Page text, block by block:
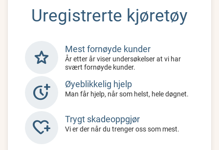
Uregistrerte kjøretøy
star Mest fornøyde kunder
År etter år viser undersøkelser at vi har
svært fornøyde kunder.
more_time Øyeblikkelig hjelp
Man får hjelp, når som helst, hele døgnet.
heart_plus Trygt skadeoppgjør
Vi er der når du trenger oss som mest.